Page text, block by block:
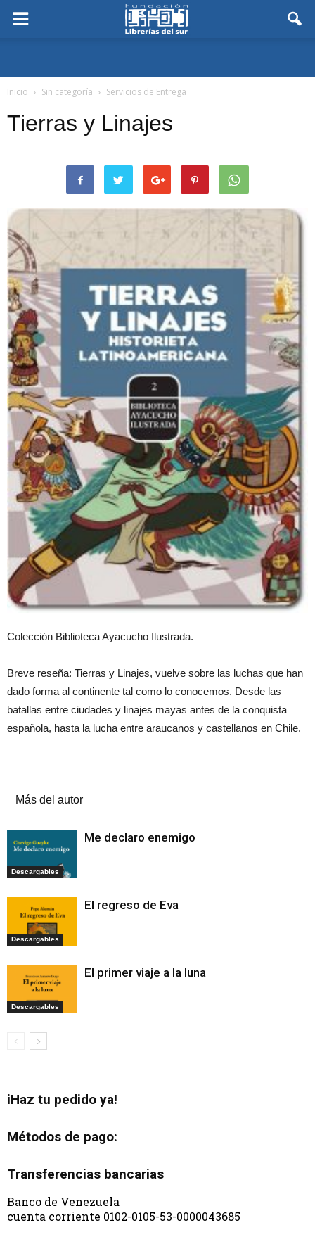
Inicio Sin categoría Servicios de Entrega
Tierras y Linajes
Colección Biblioteca Ayacucho Ilustrada.
Breve reseña: Tierras y Linajes, vuelve sobre las luchas que han
dado forma al continente tal como lo conocemos. Desde las
batallas entre ciudades y linajes mayas antes de la conquista
española, hasta la lucha entre araucanos y castellanos en Chile.
Más del autor
Descargables
Me declaro enemigo
Descargables
El regreso de Eva
Descargables
El primer viaje a la luna
iHaz tu pedido ya!
Métodos de pago:
Transferencias bancarias
Banco de Venezuela
cuenta corriente 0102-0105-53-0000043685